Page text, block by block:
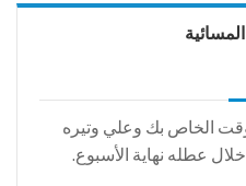
الخاص بك وعلي وتيره
عطله نهاية الأسبوع.